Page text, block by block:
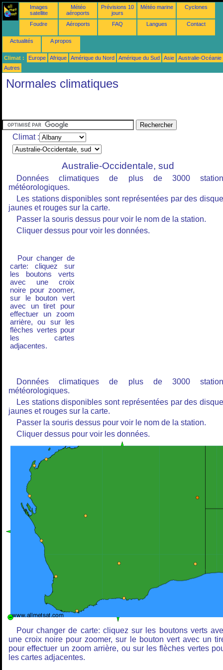
Images
satellite
Météo
aéroports
Prévisions 10
jours
Météo marine Cyclones
Foudre Aéroports FAQ Langues Contact
Actualités A propos
Climat : Europe Afrique Amérique du Nord Amérique du Sud Asie
Australie-Océanie
Autres
Normales climatiques
Climat :
Australie-Occidentale, sud
Données climatiques de plus de 3000
météorologiques.
Les stations disponibles sont représentées par des
jaunes et rouges sur la carte.
Passer la souris dessus pour voir le nom de la station.
Cliquer dessus pour voir les données.
Pour changer de
carte: cliquez sur
les boutons verts
avec une croix
noire pour zoomer,
sur le bouton vert
avec un tiret pour
effectuer un zoom
arrière, ou sur les
flèches vertes pour
les cartes
adjacentes.
Données climatiques de plus de 3000
météorologiques.
Les stations disponibles sont représentées par des
jaunes et rouges sur la carte.
Passer la souris dessus pour voir le nom de la station.
Cliquer dessus pour voir les données.
Pour changer de carte: cliquez sur les boutons verts
une croix noire pour zoomer, sur le bouton vert avec un
pour effectuer un zoom arrière, ou sur les flèches vertes
les cartes adjacentes.